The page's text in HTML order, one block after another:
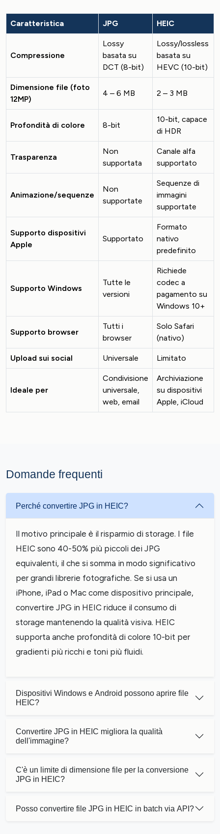
Caratteristica JPG HEIC
Compressione
Lossy
basata su
DCT (8-bit)
Lossy/lossless
basata su
HEVC (10-bit)
Dimensione file (foto
12MP)
4 – 6 MB 2 – 3 MB
Profondità di colore 8-bit
10-bit, capace
di HDR
Trasparenza
Non
supportata
Canale alfa
supportato
Animazione/sequenze
Non
supportate
Sequenze di
immagini
supportate
Supporto dispositivi
Apple
Supportato
Formato
nativo
predefinito
Supporto Windows
Tutte le
versioni
Richiede
codec a
pagamento su
Windows 10+
Supporto browser
Tutti i
browser
Solo Safari
(nativo)
Upload sui social Universale Limitato
Ideale per
Condivisione
universale,
web, email
Archiviazione
su dispositivi
Apple, iCloud
Domande frequenti
Perché convertire JPG in HEIC?
Il motivo principale è il risparmio di storage. I file
HEIC sono 40-50% più piccoli dei JPG
equivalenti, il che si somma in modo significativo
per grandi librerie fotografiche. Se si usa un
iPhone, iPad o Mac come dispositivo principale,
convertire JPG in HEIC riduce il consumo di
storage mantenendo la qualità visiva. HEIC
supporta anche profondità di colore 10-bit per
gradienti più ricchi e toni più fluidi.
Dispositivi Windows e Android possono aprire file
HEIC?
Convertire JPG in HEIC migliora la qualità
dell'immagine?
C'è un limite di dimensione file per la conversione
JPG in HEIC?
Posso convertire file JPG in HEIC in batch via API?